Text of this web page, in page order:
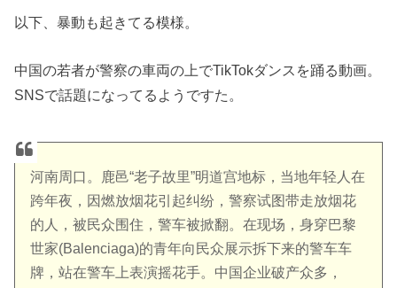
以下、暴動も起きてる模様。
中国の若者が警察の車両の上でTikTokダンスを踊る動画。
SNSで話題になってるようですた。
河南周口。鹿邑“老子故里”明道宫地标，当地年轻人在
跨年夜，因燃放烟花引起纠纷，警察试图带走放烟花
的人，被民众围住，警车被掀翻。在现场，身穿巴黎
世家(Balenciaga)的青年向民众展示拆下来的警车车
牌，站在警车上表演摇花手。中国企业破产众多，